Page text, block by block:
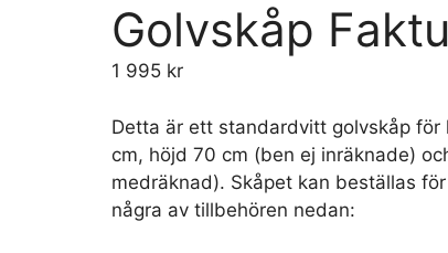
Golvskåp
1 995 kr
Detta är ett standardvitt golvskåp för
cm, höjd 70 cm (ben ej inräknade)
medräknad). Skåpet kan beställas
några av tillbehören nedan: